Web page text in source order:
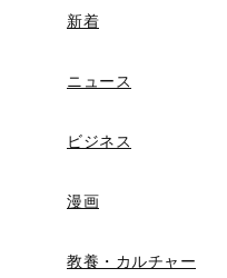
新着
ニュース
ビジネス
漫画
教養・カルチャー